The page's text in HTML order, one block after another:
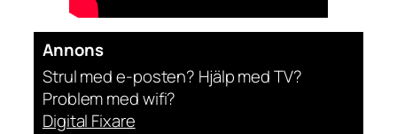
Annons
Strul med e-posten? Hjälp med TV?
Problem med wifi?
Digital Fixare